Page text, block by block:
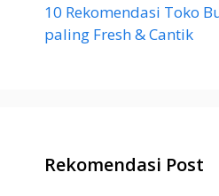
10 Rekomendasi Toko
paling Fresh & Cantik
Rekomendasi Post